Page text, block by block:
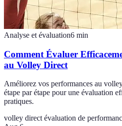
Analyse et évaluation6 min
Comment Évaluer
au Volley Direct
Améliorez vos performances au
étape par étape pour une évaluation
pratiques.
volley directévaluation de